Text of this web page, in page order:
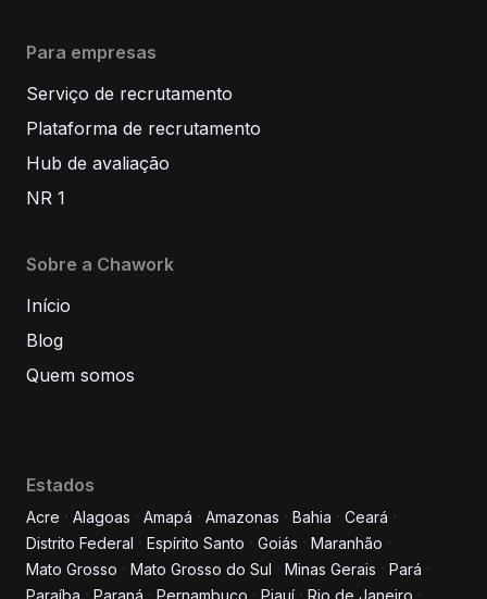
Informe seus dados para
conversar conosco!
Para empresas
Serviço de recrutamento
Plataforma de recrutamento
Hub de avaliação
NR 1
Sobre a Chawork
Início
Blog
Quem somos
Estados
Acre Alagoas Amapá Amazonas Bahia
Ceará
Distrito Federal
Espírito Santo Goiás
Maranhão
Mato Grosso
Mato Grosso do Sul Minas Gerais
Pará